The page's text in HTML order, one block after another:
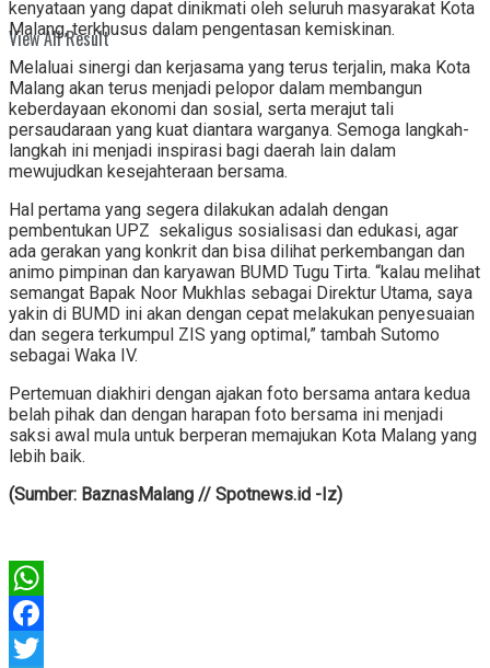
View All Result
kenyataan yang dapat dinikmati oleh seluruh masyarakat Kota
Malang, terkhusus dalam pengentasan kemiskinan.
Melaluai sinergi dan kerjasama yang terus terjalin, maka Kota
Malang akan terus menjadi pelopor dalam membangun
keberdayaan ekonomi dan sosial, serta merajut tali
persaudaraan yang kuat diantara warganya. Semoga langkah-
langkah ini menjadi inspirasi bagi daerah lain dalam
mewujudkan kesejahteraan bersama.
Hal pertama yang segera dilakukan adalah dengan
pembentukan UPZ sekaligus sosialisasi dan edukasi, agar
ada gerakan yang konkrit dan bisa dilihat perkembangan dan
animo pimpinan dan karyawan BUMD Tugu Tirta. “kalau melihat
semangat Bapak Noor Mukhlas sebagai Direktur Utama, saya
yakin di BUMD ini akan dengan cepat melakukan penyesuaian
dan segera terkumpul ZIS yang optimal,” tambah Sutomo
sebagai Waka IV.
Pertemuan diakhiri dengan ajakan foto bersama antara kedua
belah pihak dan dengan harapan foto bersama ini menjadi
saksi awal mula untuk berperan memajukan Kota Malang yang
lebih baik.
(Sumber: BaznasMalang // Spotnews.id -Iz)
WhatsApp
Facebook